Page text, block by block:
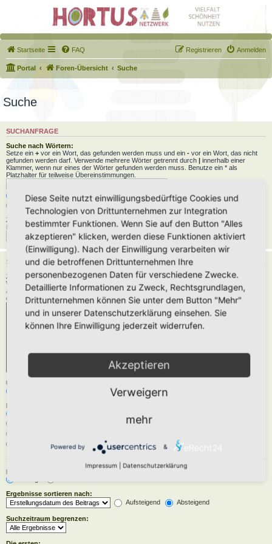
Startseite FAQ Anmelden
Registrieren
Portal Foren-Übersicht Suche
Suche
SUCHANFRAGE
Suche nach Wörtern:
Setze ein + vor ein Wort, das gefunden werden muss und ein - vor ein Wort, das nicht
gefunden werden darf. Verwende mehrere Wörter getrennt durch
innerhalb einer
Klammer, wenn nur eines der Wörter gefunden werden muss. Benutze ein * als
Platzhalter für teilweise Übereinstimmungen.
Nach allen Begriffen suchen oder Suche wie angegeben verwenden
Zu suchender Autor:
Benutze ein * als Platzhalter für teilweise Übereinstimmungen.
SUCHOPTIONEN
Zu durchsuchende Foren:
Wähle das Forum oder die Foren aus, in denen gesucht werden soll. Unterforen werden
automatisch mit durchsucht, sofern du die Option „Unterforen durchsuchen“ unten nicht
deaktivierst.
Unterforen durchsuchen:
Innerhalb suchen:
Nur im ersten Beitrag der Themen
Ergebnisse anzeigen als:
Ergebnisse sortieren nach:
Aufsteigend
Absteigend
Suchzeitraum begrenzen:
Diese Seite nutzt einwilligungsbedürftige Cookies und
Technologien von Drittunternehmen zur Integration
bestimmter Funktionen. Wenn Sie auf den Button "Alles
akzeptieren" klicken, werden diese Funktionen aktiviert
(Einwilligung). Nach der Einwilligung verarbeiten wir
und die betroffenen Drittunternehmen Ihre
personenbezogenen Daten für verschiedene Zwecke.
Detaillierte Informationen zu Zweck, Rechtsgrundlagen,
Drittunternehmen können Sie unter dem Button "Mehr"
und in unserer Datenschutzerklärung einsehen. Sie
können Ihre Einwilligung jederzeit widerrufen.
Akzeptieren
Verweigern
mehr
Powered by &
Impressum Datenschutzerklärung